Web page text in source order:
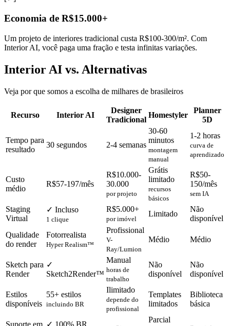
Economia de R$15.000+
Um projeto de interiores tradicional custa R$100-300/m². Com
Interior AI, você paga uma fração e testa infinitas variações.
Interior AI vs. Alternativas
Veja por que somos a escolha de milhares de brasileiros
Recurso Interior AI
Designer
Tradicional
Homestyler
Planner
5D
Tempo para
resultado
30 segundos 2-4 semanas
30-60
minutos
montagem
manual
1-2 horas
curva de
aprendizado
Custo
médio
R$57-197/mês
R$10.000-
30.000
por projeto
Grátis
limitado
recursos
básicos
R$50-
150/mês
sem IA
Staging
Virtual
✓ Incluso
1 clique
R$5.000+
por imóvel
Limitado
Não
disponível
Qualidade
do render
Fotorrealista
Hyper Realism™
Profissional
V-
Ray/Lumion
Médio Médio
Sketch para
Render
✓
Sketch2Render™
Manual
horas de
trabalho
Não
disponível
Não
disponível
Estilos
disponíveis
55+ estilos
incluindo BR
Ilimitado
depende do
profissional
Templates
limitados
Biblioteca
básica
Suporte em ✓ 100% BR
Parcial